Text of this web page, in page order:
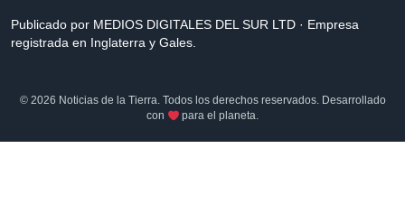
Publicado por MEDIOS DIGITALES DEL SUR LTD · Empresa
registrada en Inglaterra y Gales.
© 2026 Noticias de la Tierra. Todos los derechos reservados. Desarrollado
con
para el planeta.